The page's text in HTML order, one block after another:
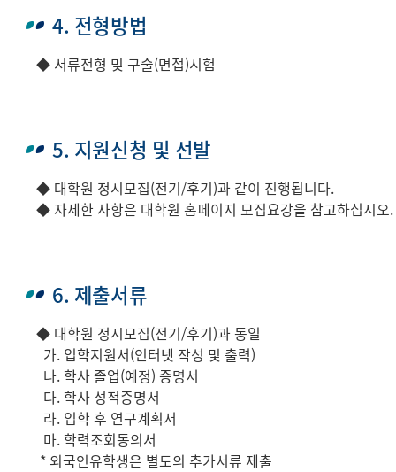
4. 전형방법
◆ 서류전형 및 구술(면접)시험
5. 지원신청 및 선발
◆ 대학원 정시모집(전기/후기)과 같이 진행됩니다.
◆ 자세한 사항은 대학원 홈페이지 모집요강을 참고하십시오.
6. 제출서류
◆ 대학원 정시모집(전기/후기)과 동일
가. 입학지원서(인터넷 작성 및 출력)
나. 학사 졸업(예정) 증명서
다. 학사 성적증명서
라. 입학 후 연구계획서
마. 학력조회동의서
* 외국인유학생은 별도의 추가서류 제출